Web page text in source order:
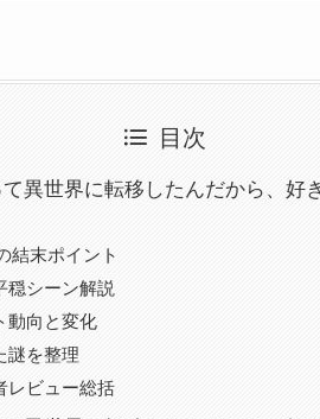
目次
異世界に転移したんだから、好
結末ポイント
穏シーン解説
動向と変化
謎を整理
レビュー総括